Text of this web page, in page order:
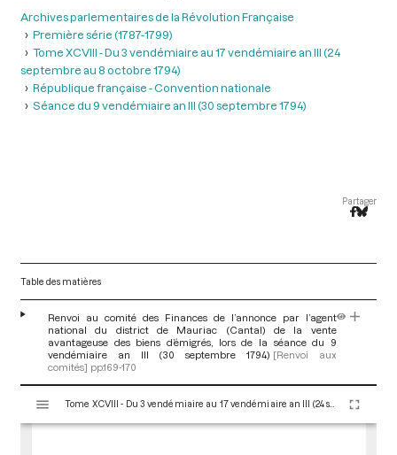
Archives parlementaires de la Révolution Française
Première série (1787-1799)
Tome XCVIII - Du 3 vendémiaire au 17 vendémiaire an III (24
septembre au 8 octobre 1794)
République française - Convention nationale
Séance du 9 vendémiaire an III (30 septembre 1794)
Partager
Table des matières
Renvoi au comité des Finances de l’annonce par l’agent
national du district de Mauriac (Cantal) de la vente
avantageuse des biens d’émigrés, lors de la séance du 9
vendémiaire an III (30 septembre 1794) [Renvoi aux
comités] pp.169-170
s